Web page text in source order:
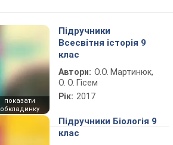
показати
обкладинку
Підручники
Всесвітня історія 9
клас
Автори: О.О. Мартинюк,
О. О. Гісем
Рік: 2017
Підручники Біологія 9
клас